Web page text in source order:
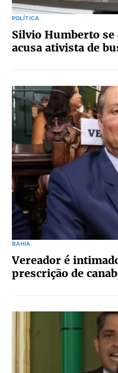
POLÍTICA
Silvio Humberto se
acusa ativista de
BAHIA
Vereador é
prescrição de